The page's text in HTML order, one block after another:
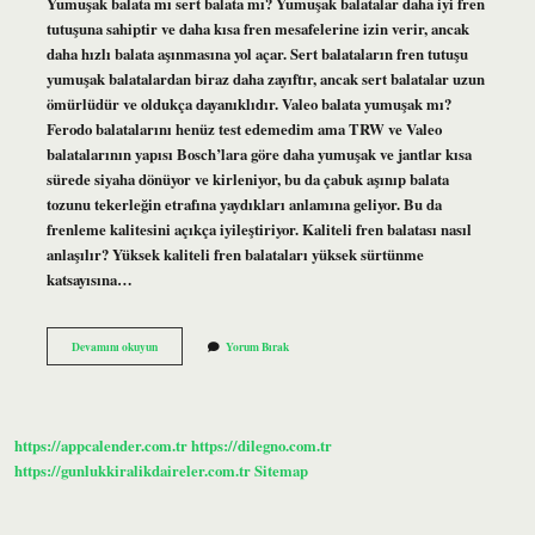
tutuşuna sahiptir ve daha kısa fren mesafelerine izin verir, ancak
daha hızlı balata aşınmasına yol açar. Sert balataların fren tutuşu
yumuşak balatalardan biraz daha zayıftır, ancak sert balatalar uzun
ömürlüdür ve oldukça dayanıklıdır. Valeo balata yumuşak mı?
Ferodo balatalarını henüz test edemedim ama TRW ve Valeo
balatalarının yapısı Bosch’lara göre daha yumuşak ve jantlar kısa
sürede siyaha dönüyor ve kirleniyor, bu da çabuk aşınıp balata
tozunu tekerleğin etrafına yaydıkları anlamına geliyor. Bu da
frenleme kalitesini açıkça iyileştiriyor. Kaliteli fren balatası nasıl
anlaşılır? Yüksek kaliteli fren balataları yüksek sürtünme
katsayısına…
Devamını okuyunEn
Yumuşak
Yorum Bırak
https://appcalender.com.trhttps://dilegno.com.tr
https://gunlukkiralikdaireler.com.trSitemap